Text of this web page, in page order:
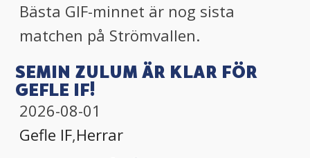
Bästa GIF-minnet är nog sista
matchen på Strömvallen.
SEMIN ZULUM ÄR KLAR FÖR
GEFLE IF!
2026-08-01
Gefle IF,Herrar